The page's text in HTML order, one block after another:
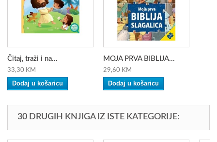
Čitaj, traži i na...
33,30 KM
Dodaj u košaricu
MOJA PRVA BIBLIJA...
29,60 KM
Dodaj u košaricu
30 DRUGIH KNJIGA IZ ISTE KATEGORIJE: